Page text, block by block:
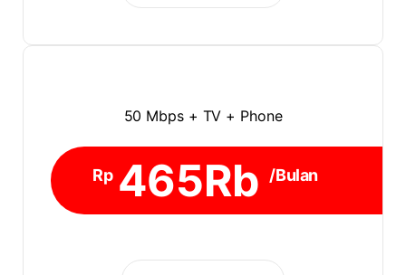
50 Mbps + TV + Phone
Rp 465Rb /Bulan